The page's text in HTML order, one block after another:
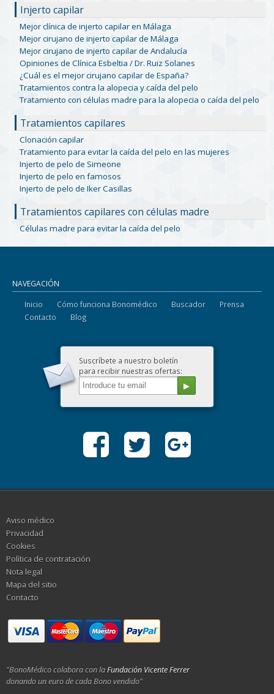
Injerto capilar
Mejor clínica de injerto capilar en Málaga
Mejor cirujano de injerto capilar de Málaga
Mejor cirujano de injerto capilar de Andalucía
Opiniones de Clínica Esbeltia / Dr. Ruiz Solanes
¿Cuál es el mejor cirujano capilar de España?
Tratamientos contra la alopecia y caída del pelo
Tratamiento con células madre para la alopecia o caída del pelo
Tratamientos capilares
Clonación capilar
Tratamiento para evitar la caída del pelo en las mujeres
Injerto de pelo de Simeone
Injerto de pelo en famosos
Injerto de pelo de Iker Casillas
Tratamientos capilares con células madre
Células madre para evitar la caída del pelo
NAVEGACIÓN
Inicio Cómo funciona Bonomédico Buscador
Prensa
Contacto
Blog
Suscríbete a nuestro boletín
para recibir nuestras ofertas:
Aviso médico
Privacidad
Cookies
Política de contratación
Nota legal
Mapa del sitio
Contacto
"BonoMédico colabora con laFundación Vicente Ferrer
donando un euro de cada Bono vendido"